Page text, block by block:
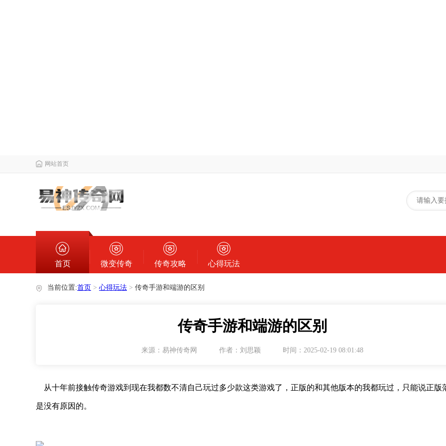
网站首页
栏目导航
心得玩法
首页 微变传奇 传奇攻略 心得玩法
当前位置:首页 > 心得玩法 > 传奇手游和端游的区别
传奇手游和端游的区别
来源：易神传奇网 作者：刘思颖 时间：2025-02-19 08:01:48
从十年前接触传奇游戏到现在我都数不清自己玩过多少款这类游戏了，正版的和其他版本的我都玩过，只能说正版
是没有原因的。